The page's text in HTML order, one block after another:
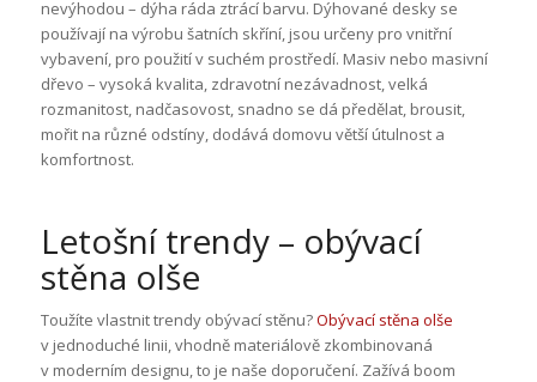
nevýhodou – dýha ráda ztrácí barvu. Dýhované desky se
používají na výrobu šatních skříní, jsou určeny pro vnitřní
vybavení, pro použití v suchém prostředí. Masiv nebo masivní
dřevo – vysoká kvalita, zdravotní nezávadnost, velká
rozmanitost, nadčasovost, snadno se dá předělat, brousit,
mořit na různé odstíny, dodává domovu větší útulnost a
komfortnost.
Letošní trendy – obývací
stěna olše
Toužíte vlastnit trendy obývací stěnu?Obývací stěna olše
v jednoduché linii, vhodně materiálově zkombinovaná
v moderním designu, to je naše doporučení. Zažívá boom